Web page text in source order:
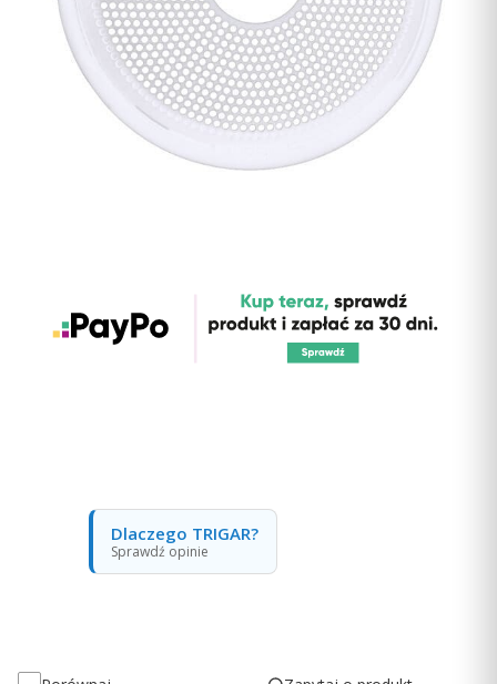
Dlaczego TRIGAR?
Sprawdź opinie